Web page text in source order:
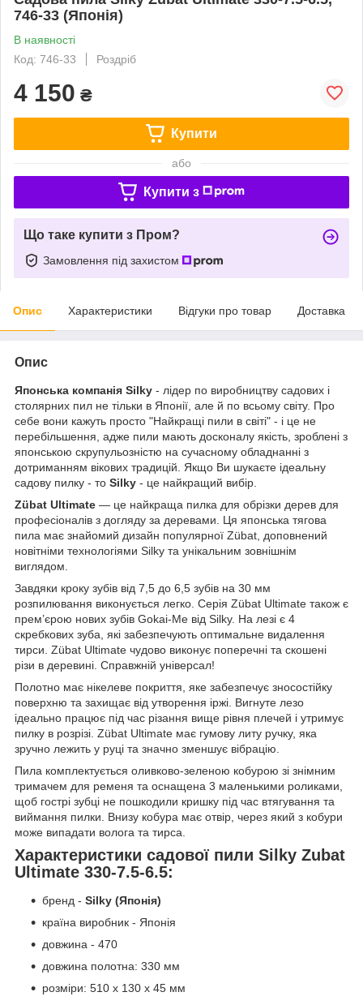
746-33 (Японія)
В наявності
Код: 746-33
Роздріб
4 150 ₴
Купити
або
Купити з
Що таке купити з Пром?
Замовлення під захистом
Опис Характеристики Відгуки про товар Доставка
Опис
Японська компанія Silky - лідер по виробництву садових і
столярних пил не тільки в Японії, але й по всьому світу. Про
себе вони кажуть просто "Найкращі пили в світі" - і це не
перебільшення, адже пили мають досконалу якість, зроблені з
японською скрупульозністю на сучасному обладнанні з
дотриманням вікових традицій. Якщо Ви шукаєте ідеальну
садову пилку - то Silky - це найкращий вибір.
Zübat Ultimate — це найкраща пилка для обрізки дерев для
професіоналів з догляду за деревами. Ця японська тягова
пила має знайомий дизайн популярної Zübat, доповнений
новітніми технологіями Silky та унікальним зовнішнім
виглядом.
Завдяки кроку зубів від 7,5 до 6,5 зубів на 30 мм
розпилювання виконується легко. Серія Zübat Ultimate також є
прем’єрою нових зубів Gokai-Me від Silky. На лезі є 4
скребкових зуба, які забезпечують оптимальне видалення
тирси. Zübat Ultimate чудово виконує поперечні та скошені
різи в деревині. Справжній універсал!
Полотно має нікелеве покриття, яке забезпечує зносостійку
поверхню та захищає від утворення іржі. Вигнуте лезо
ідеально працює під час різання вище рівня плечей і утримує
пилку в розрізі. Zübat Ultimate має гумову литу ручку, яка
зручно лежить у руці та значно зменшує вібрацію.
Пила комплектується оливково-зеленою кобурою зі знімним
тримачем для ременя та оснащена 3 маленькими роликами,
щоб гострі зубці не пошкодили кришку під час втягування та
виймання пилки. Внизу кобура має отвір, через який з кобури
може випадати волога та тирса.
Характеристики садової пили Silky Zubat
Ultimate 330-7.5-6.5:
бренд - Silky (Японія)
країна виробник - Японія
довжина - 470
довжина полотна: 330 мм
розміри: 510 х 130 х 45 мм